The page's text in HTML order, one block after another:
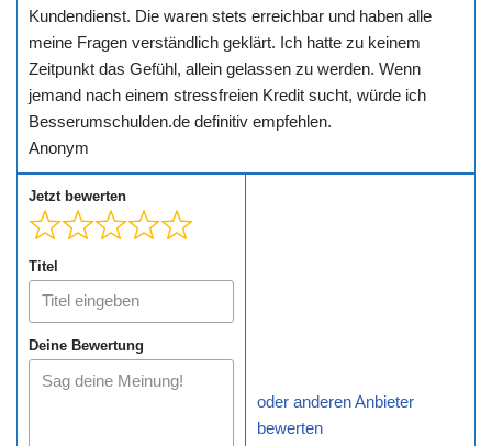
Kundendienst. Die waren stets erreichbar und haben alle
meine Fragen verständlich geklärt. Ich hatte zu keinem
Zeitpunkt das Gefühl, allein gelassen zu werden. Wenn
jemand nach einem stressfreien Kredit sucht, würde ich
Besserumschulden.de definitiv empfehlen.
Anonym
Jetzt bewerten
Titel
Deine Bewertung
oder anderen Anbieter
bewerten